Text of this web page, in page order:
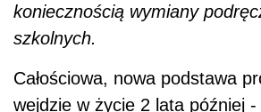
koniecznością wymiany
szkolnych.
Całościowa, nowa podstawa
wejdzie w życie 2 lata później